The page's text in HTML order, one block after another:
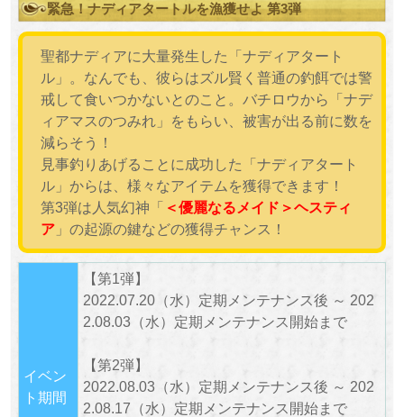
緊急！ナディアタートルを漁獲せよ 第3弾
聖都ナディアに大量発生した「ナディアタート
ル」。なんでも、彼らはズル賢く普通の釣餌では警
戒して食いつかないとのこと。バチロウから「ナデ
ィアマスのつみれ」をもらい、被害が出る前に数を
減らそう！
見事釣りあげることに成功した「ナディアタート
ル」からは、様々なアイテムを獲得できます！
第3弾は人気幻神「 ＜優麗なるメイド＞ヘスティ
ア」の起源の鍵などの獲得チャンス！
イベン
ト期間
【第1弾】
2022.07.20（水）定期メンテナンス後 ～ 202
2.08.03（水）定期メンテナンス開始まで
【第2弾】
2022.08.03（水）定期メンテナンス後 ～ 202
2.08.17（水）定期メンテナンス開始まで